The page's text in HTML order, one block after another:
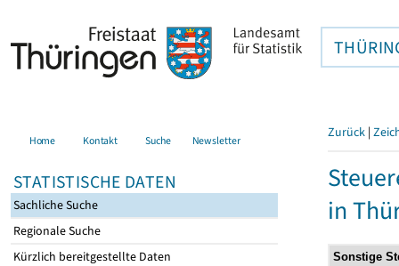
Home Kontakt Suche Newsletter
STATISTISCHE DATEN
Sachliche Suche
Regionale Suche
Kürzlich bereitgestellte Daten
Zurück |
in